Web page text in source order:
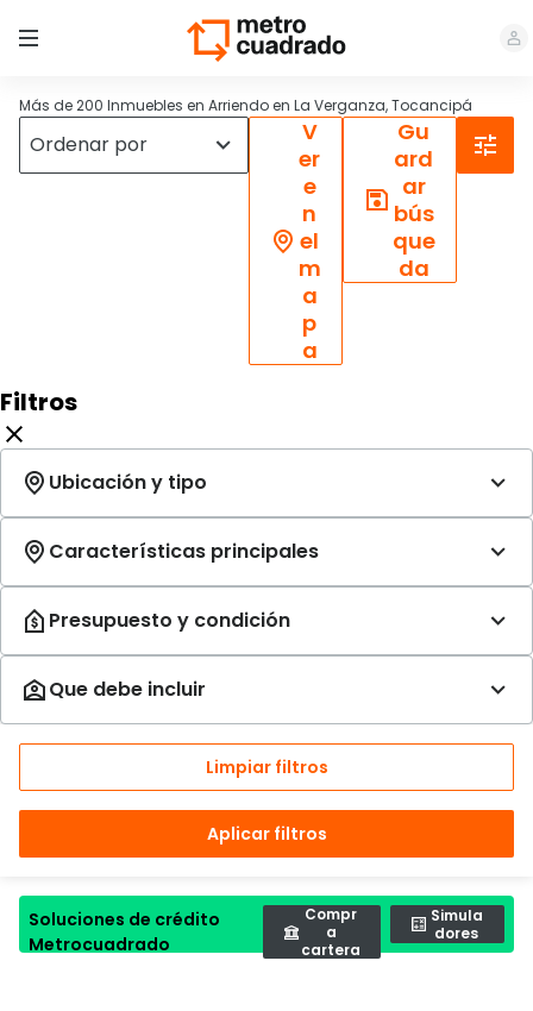
Más de 200 Inmuebles en Arriendo en La Verganza, Tocancipá
V
er
e
n
el
m
a
p
a
Gu
ard
ar
bús
que
da
Filtros
Limpiar filtros
Aplicar filtros
Soluciones de crédito
Metrocuadrado
Compr
a
cartera
Simula
dores